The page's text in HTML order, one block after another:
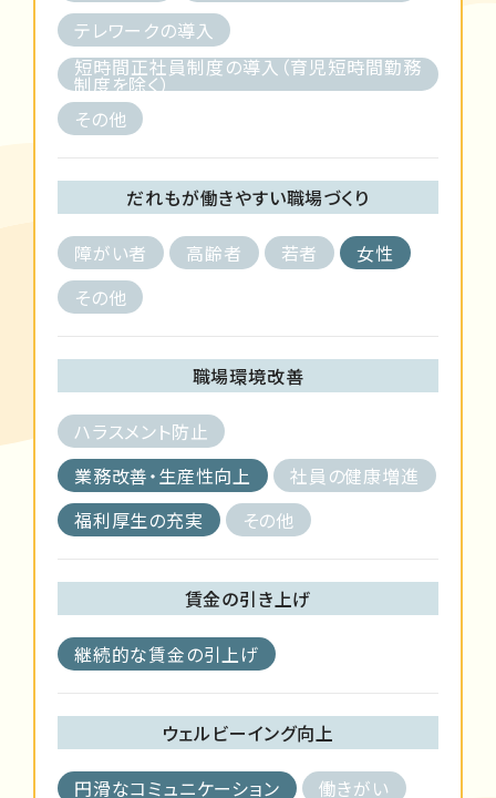
テレワークの導入
短時間正社員制度の導入（育児短時間勤務
制度を除く）
その他
だれもが働きやすい職場づくり
障がい者 高齢者 若者
女性
その他
職場環境改善
ハラスメント防止
業務改善・生産性向上
社員の健康増進
福利厚生の充実
その他
賃金の引き上げ
継続的な賃金の引上げ
ウェルビーイング向上
円滑なコミュニケーション
働きがい